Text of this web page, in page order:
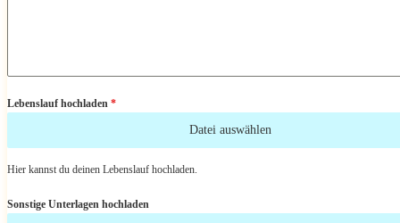
Lebenslauf hochladen *
Datei auswählen
Hier kannst du deinen Lebenslauf hochladen.
Sonstige Unterlagen hochladen